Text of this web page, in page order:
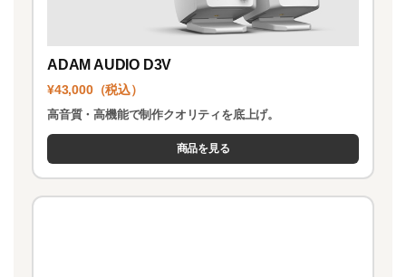
ADAM AUDIO D3V
¥43,000（税込）
高音質・高機能で制作クオリティを底上げ。
商品を見る